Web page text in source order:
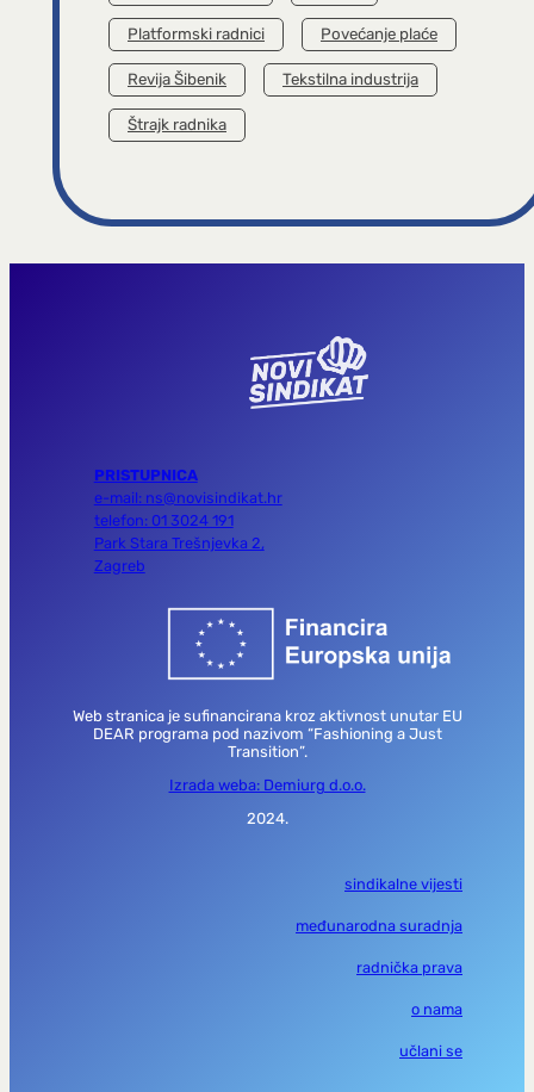
Platformski radnici Povećanje plaće
Revija Šibenik Tekstilna industrija
Štrajk radnika
PRISTUPNICA
e-mail: ns@novisindikat.hr
telefon: 01 3024 191
Park Stara Trešnjevka 2,
Zagreb
Web stranica je sufinancirana kroz aktivnost unutar EU
DEAR programa pod nazivom “Fashioning a Just
Transition”.
Izrada weba: Demiurg d.o.o.
2024.
sindikalne vijesti
međunarodna suradnja
radnička prava
o nama
učlani se